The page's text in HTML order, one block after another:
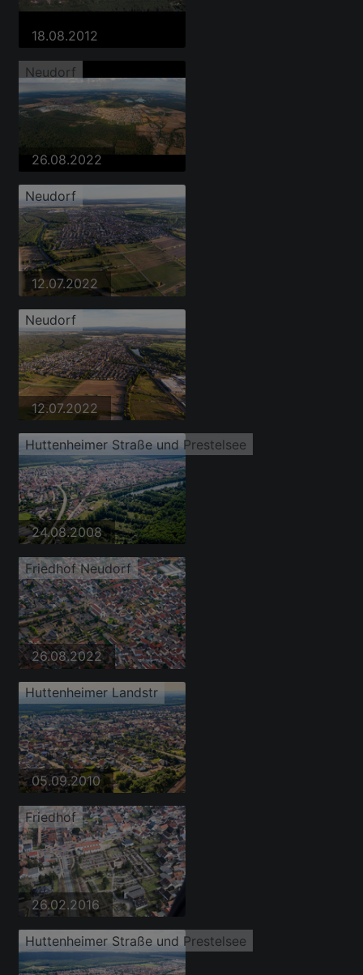
18.08.2012
Neudorf
26.08.2022
Neudorf
12.07.2022
Neudorf
12.07.2022
Huttenheimer Straße und Prestelsee
24.08.2008
Friedhof Neudorf
26.08.2022
Huttenheimer Landstr
05.09.2010
Friedhof
26.02.2016
Huttenheimer Straße und Prestelsee